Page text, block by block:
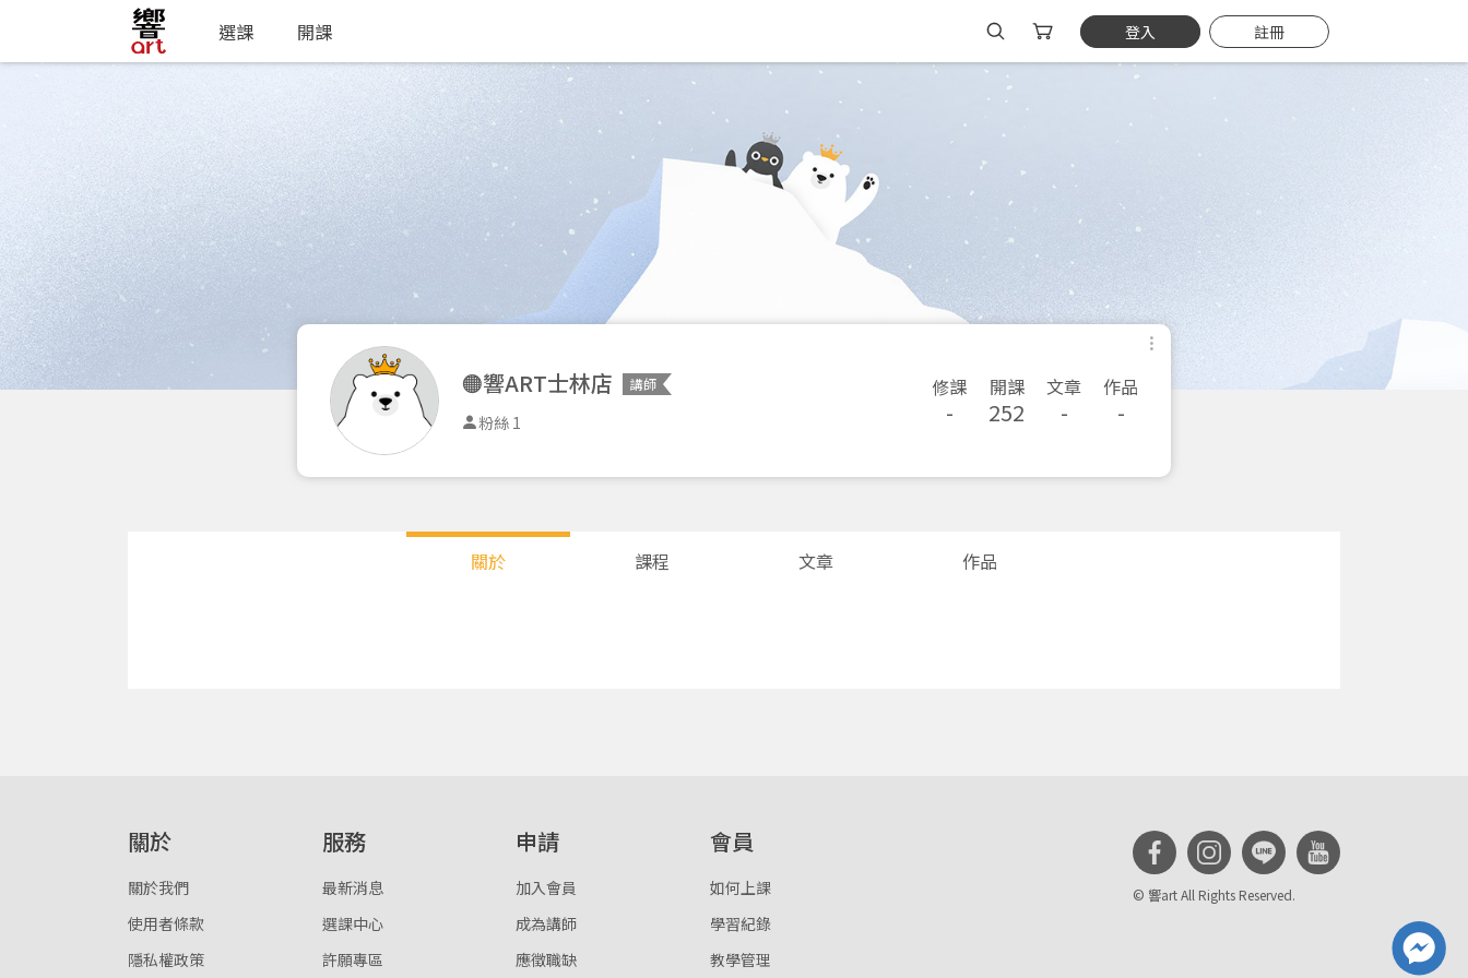
選課 開課 登入 註冊
🟠響ART士林店 講師
粉絲 1
修課
-
開課
252
文章
-
作品
-
關於 課程 文章 作品
關於
關於我們
使用者條款
隱私權政策
服務
最新消息
選課中心
許願專區
申請
加入會員
成為講師
應徵職缺
會員
如何上課
學習紀錄
教學管理
© 響art All Rights Reserved.